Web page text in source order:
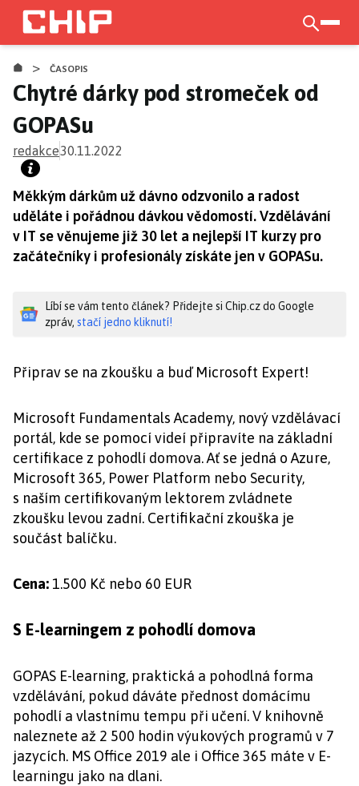
Přejít
hlavnímu
obsahu
> ČASOPIS
Chytré dárky pod stromeček od
GOPASu
redakce30.11.2022
Měkkým dárkům už dávno odzvonilo a radost
uděláte i pořádnou dávkou vědomostí. Vzdělávání
v IT se věnujeme již 30 let a nejlepší IT kurzy pro
začátečníky i profesionály získáte jen v GOPASu.
Líbí se vám tento článek? Přidejte si Chip.cz do Google
zpráv, stačí jedno kliknutí!
Připrav se na zkoušku a buď Microsoft Expert!
Microsoft Fundamentals Academy, nový vzdělávací
portál, kde se pomocí videí připravíte na základní
certifikace z pohodlí domova. Ať se jedná o Azure,
Microsoft 365, Power Platform nebo Security,
s naším certifikovaným lektorem zvládnete
zkoušku levou zadní. Certifikační zkouška je
součást balíčku.
Cena: 1.500 Kč nebo 60 EUR
S E-learningem z pohodlí domova
GOPAS E-learning, praktická a pohodlná forma
vzdělávání, pokud dáváte přednost domácímu
pohodlí a vlastnímu tempu při učení. V knihovně
naleznete až 2 500 hodin výukových programů v 7
jazycích. MS Office 2019 ale i Office 365 máte v E-
learningu jako na dlani.